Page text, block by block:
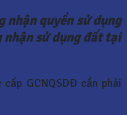
nhận quyền sử dụng
nhận sử dụng đất tại
GCNQSDĐ cần phải